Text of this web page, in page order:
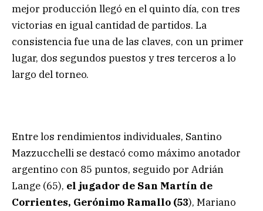
mejor producción llegó en el quinto día, con tres
victorias en igual cantidad de partidos. La
consistencia fue una de las claves, con un primer
lugar, dos segundos puestos y tres terceros a lo
largo del torneo.
Entre los rendimientos individuales, Santino
Mazzucchelli se destacó como máximo anotador
argentino con 85 puntos, seguido por Adrián
Lange (65), el jugador de San Martín de
Corrientes, Gerónimo Ramallo (53), Mariano